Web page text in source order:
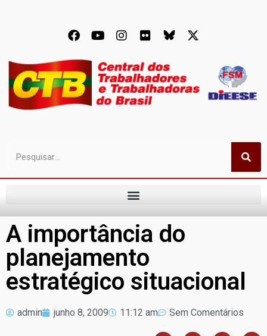
A importância do
planejamento
estratégico situacional
admin junho 8, 2009 11:12 am Sem Comentários